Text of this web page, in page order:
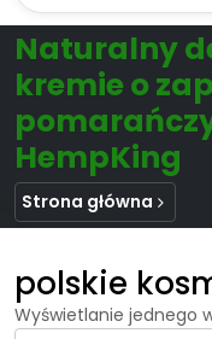
Naturalny
kremie o
HempKing
Strona główna
polskie
Wyświetlanie jednego